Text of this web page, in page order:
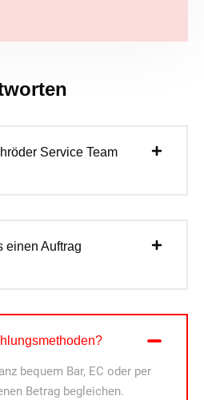
Service Team
einen Auftrag
bequem Bar, EC oder per
Betrag begleichen.